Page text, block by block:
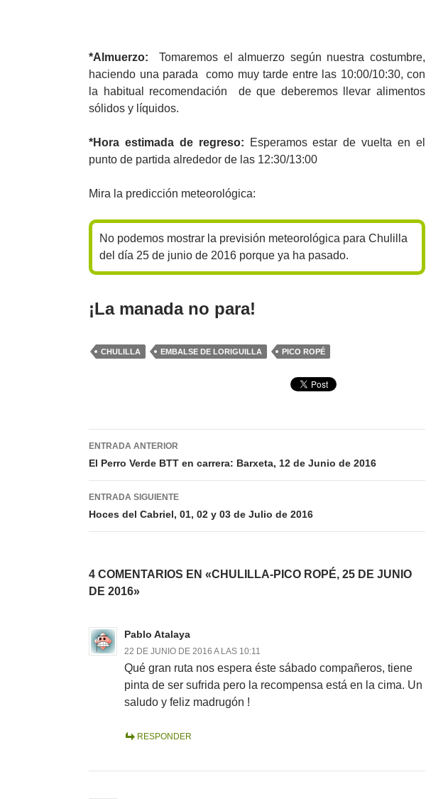
*Almuerzo: Tomaremos el almuerzo según nuestra costumbre,
haciendo una parada como muy tarde entre las 10:00/10:30, con
la habitual recomendación de que deberemos llevar alimentos
sólidos y líquidos.
*Hora estimada de regreso: Esperamos estar de vuelta en el
punto de partida alrededor de las 12:30/13:00
Mira la predicción meteorológica:
No podemos mostrar la previsión meteorológica para Chulilla
del día 25 de junio de 2016 porque ya ha pasado.
¡La manada no para!
CHULILLA EMBALSE DE LORIGUILLA PICO ROPÉ
Navegación
de
entradas
ENTRADA ANTERIOR
El Perro Verde BTT en carrera: Barxeta, 12 de Junio de 2016
ENTRADA SIGUIENTE
Hoces del Cabriel, 01, 02 y 03 de Julio de 2016
4 COMENTARIOS EN «CHULILLA-PICO ROPÉ, 25 DE JUNIO
DE 2016»
Pablo Atalaya
22 DE JUNIO DE 2016 A LAS 10:11
Qué gran ruta nos espera éste sábado compañeros, tiene
pinta de ser sufrida pero la recompensa está en la cima. Un
saludo y feliz madrugón !
RESPONDER